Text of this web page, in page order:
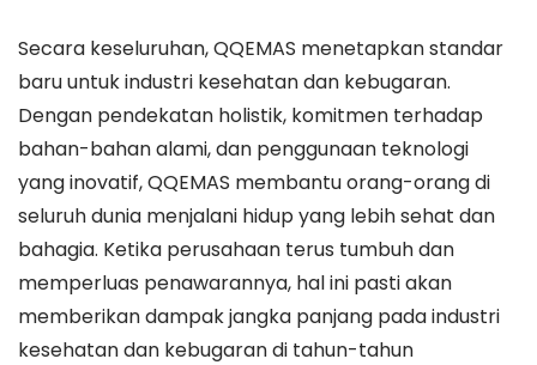
Secara keseluruhan, QQEMAS menetapkan standar
baru untuk industri kesehatan dan kebugaran.
Dengan pendekatan holistik, komitmen terhadap
bahan-bahan alami, dan penggunaan teknologi
yang inovatif, QQEMAS membantu orang-orang di
seluruh dunia menjalani hidup yang lebih sehat dan
bahagia. Ketika perusahaan terus tumbuh dan
memperluas penawarannya, hal ini pasti akan
memberikan dampak jangka panjang pada industri
kesehatan dan kebugaran di tahun-tahun